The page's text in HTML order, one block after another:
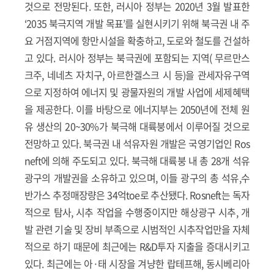
것으로 전망된다. 또한, 러시아 정부는 2020년 3월 발표한
‘2035 북극지역 개발 목표’를 실현시키기 위해 북극권 내 주
요 거점지역에 항만시설을 확충하고, 도로와 철도를 건설하
고 있다. 러시아 정부는 북극권에 포함되는 지역( 무르만스
크주, 네네츠 자치구, 아르한겔스크 시 등)을 관세자유구역
으로 지정하여 에너지 및 광물자원의 개발 사업에 세제혜택
을 제공한다. 이를 바탕으로 에너지부는 2050년에 전체 원
유 생산의 20~30%가 북극해 대륙붕에서 이루어질 것으로
전망하고 있다. 북극권 내 석유자원 개발은 국영기업인 Ros
neft에 의해 주도되고 있다. 북극해 대륙붕 내 총 28개 석유
광구의 개발권을 소유하고 있으며, 이들 광구의 총 석유,수
반가스 추정매장량은 34억toe로 추산됐다. Rosneft는 독자
적으로 탐사, 시추 작업을 수행중이지만 해상광구 시추, 개
발 관련 기술 및 장비 부족으로 시범적인 시추작업만을 자체
적으로 하기 때문에 최근에는 R&D투자 지출을 증대시키고
있다. 최근에는 아·태 시장을 겨냥한 랍테프해, 동시베리아